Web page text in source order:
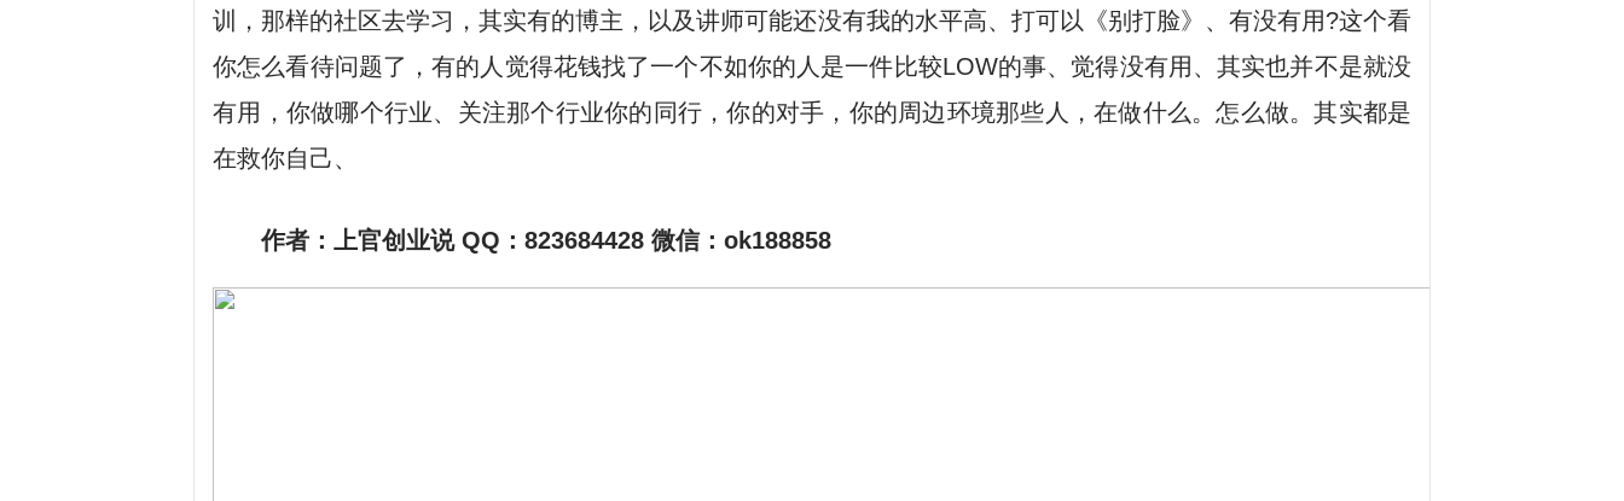
训，那样的社区去学习，其实有的博主，以及讲师可能还没有我的水平高、打可以《别打脸》、有没有用?这个看
你怎么看待问题了，有的人觉得花钱找了一个不如你的人是一件比较LOW的事、觉得没有用、其实也并不是就没
有用，你做哪个行业、关注那个行业你的同行，你的对手，你的周边环境那些人，在做什么。怎么做。其实都是
在救你自己、
作者：上官创业说 QQ：823684428 微信：ok188858